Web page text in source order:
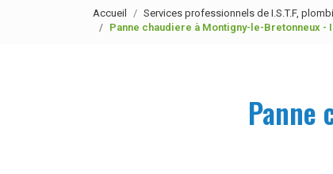
Accueil Services professionnels de I.S.T.F,
Panne chaudiere à Montigny-le-Bretonneux -
Panne